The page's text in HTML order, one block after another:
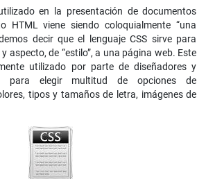
en la presentación de documentos
HTML viene siendo coloquialmente “una
decir que el lenguaje CSS sirve para
aspecto, de “estilo”, a una página web. Este
utilizado por parte de diseñadores y
para elegir multitud de opciones de
tipos y tamaños de letra, imágenes de